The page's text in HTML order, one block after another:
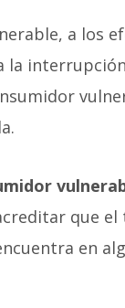
a los
la
que
en